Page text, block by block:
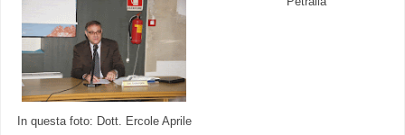
In questa foto: Dott. Ercole Aprile